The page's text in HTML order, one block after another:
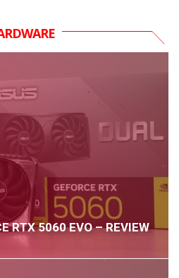
RTX 5060 EVO – REVIEW